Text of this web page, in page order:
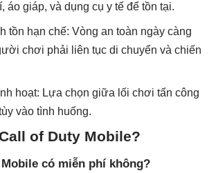
áo giáp, và dụng cụ y tế để tồn tại.
tồn hạn chế: Vòng an toàn ngày càng
chơi phải liên tục di chuyển và chiến
hoạt: Lựa chọn giữa lối chơi tấn công
vào tình huống.
of Duty Mobile?
có miễn phí không?